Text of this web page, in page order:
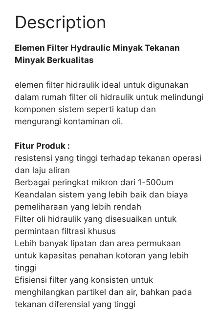
Description
Elemen Filter Hydraulic Minyak Tekanan
Minyak Berkualitas
elemen filter hidraulik ideal untuk digunakan
dalam rumah filter oli hidraulik untuk melindungi
komponen sistem seperti katup dan
mengurangi kontaminan oli.
Fitur Produk :
resistensi yang tinggi terhadap tekanan operasi
dan laju aliran
Berbagai peringkat mikron dari 1-500um
Keandalan sistem yang lebih baik dan biaya
pemeliharaan yang lebih rendah
Filter oli hidraulik yang disesuaikan untuk
permintaan filtrasi khusus
Lebih banyak lipatan dan area permukaan
untuk kapasitas penahan kotoran yang lebih
tinggi
Efisiensi filter yang konsisten untuk
menghilangkan partikel dan air, bahkan pada
tekanan diferensial yang tinggi